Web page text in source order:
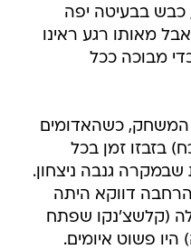
בבעיטה יפה
מאותו רגע ראינו
מבוכה ככל
המשחק, כשהאדומים
בזבזו זמן בכל
גנבה ניצחון.
דווקא היתה
(קלשצ'נקו שפתח
פשוט איומים.